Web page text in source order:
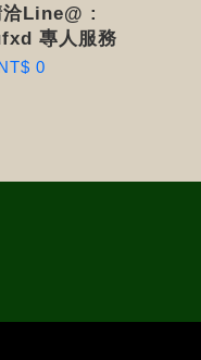
洽Line@ :
專人服務
NT$ 0